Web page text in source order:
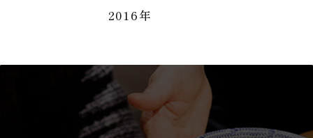
2016年